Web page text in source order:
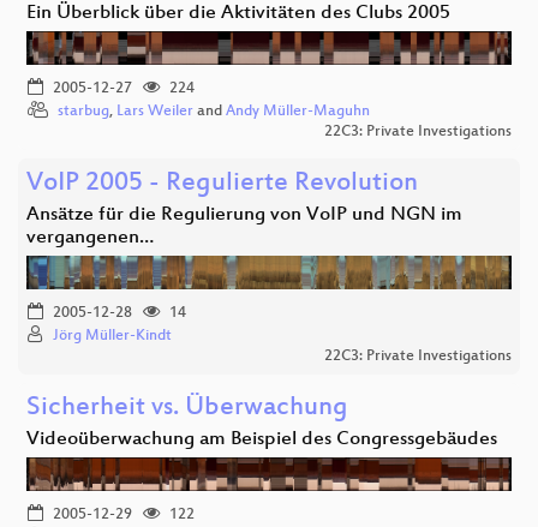
Ein Überblick über die Aktivitäten des Clubs 2005
2005-12-27
224
starbug, Lars Weiler and Andy Müller-Maguhn
22C3: Private Investigations
VoIP 2005 - Regulierte Revolution
Ansätze für die Regulierung von VoIP und NGN im
vergangenen…
2005-12-28
14
Jörg Müller-Kindt
22C3: Private Investigations
Sicherheit vs. Überwachung
Videoüberwachung am Beispiel des Congressgebäudes
2005-12-29
122